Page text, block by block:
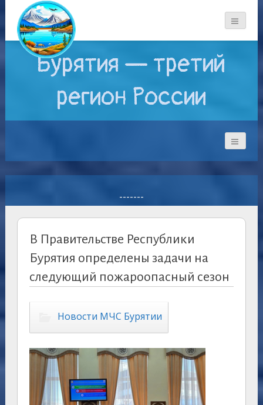
Бурятия — третий
регион России
-------
В Правительстве Республики
Бурятия определены задачи на
следующий пожароопасный сезон
Новости МЧС Бурятии